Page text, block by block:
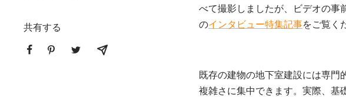
共有する
べて撮影しましたが、ビデオの事
のインタビュー特集記事をご覧く
既存の建物の地下室建設には専門
複雑さに集中できます。実際、基